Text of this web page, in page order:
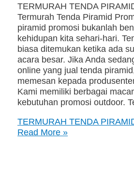
TERMURAH TENDA
Termurah Tenda Piramid
piramid promosi bukanlah
kehidupan kita sehari-hari.
biasa ditemukan ketika ada
acara besar. Jika Anda
online yang jual tenda
memesan kepada
Kami memiliki berbagai
kebutuhan promosi outdoor.
TERMURAH TENDA
Read More »